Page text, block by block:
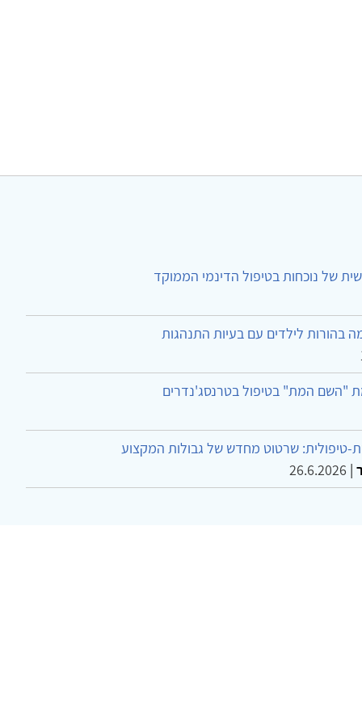
של נוכחות בטיפול הדינמי הממוקד
בהורות לילדים עם בעיות התנהגות
"השם המת" בטיפול בטרנסג'נדרים
טיפולית: שרטוט מחדש של גבולות המקצוע
|
26.6.2026